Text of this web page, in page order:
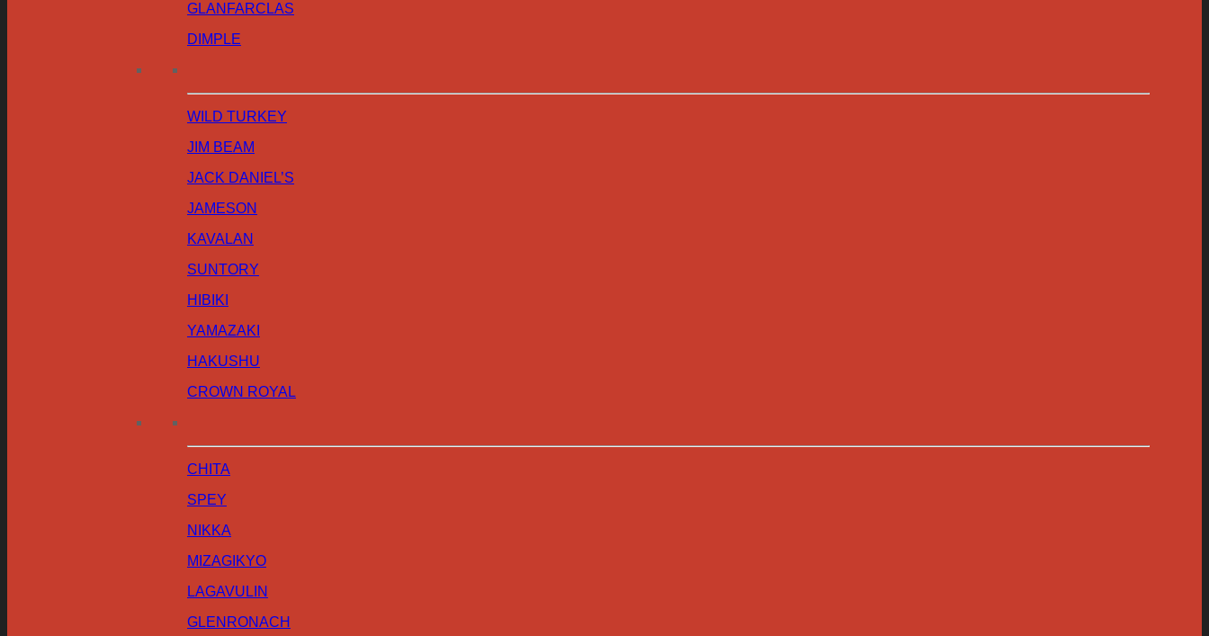
GLANFARCLAS
DIMPLE
WILD TURKEY
JIM BEAM
JACK DANIEL’S
JAMESON
KAVALAN
SUNTORY
HIBIKI
YAMAZAKI
HAKUSHU
CROWN ROYAL
CHITA
SPEY
NIKKA
MIZAGIKYO
LAGAVULIN
GLENRONACH